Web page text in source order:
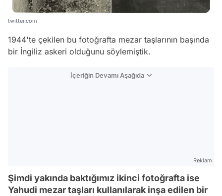
twitter.com
1944'te çekilen bu fotoğrafta mezar taşlarının başında
bir İngiliz askeri olduğunu söylemiştik.
İçeriğin Devamı Aşağıda
Reklam
Şimdi yakında baktığımız ikinci fotoğrafta ise
Yahudi mezar taşları kullanılarak inşa edilen bir